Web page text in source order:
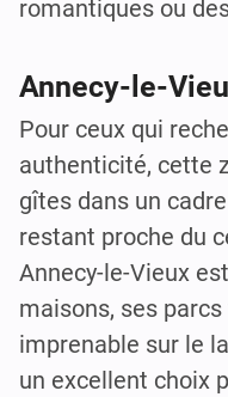
romantiques ou
Annecy-le-
Pour ceux qui
authenticité, cette
gîtes dans un
restant proche du
Annecy-le-Vieux
maisons, ses
imprenable sur le
un excellent choix